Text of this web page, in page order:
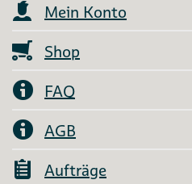
Mein Konto
Shop
FAQ
AGB
Aufträge